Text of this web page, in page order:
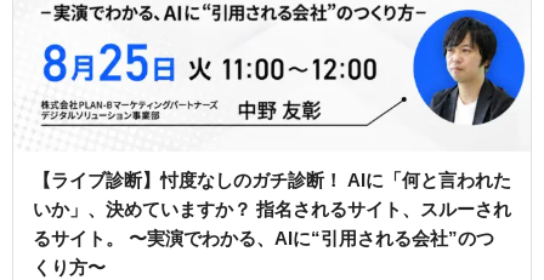
【ライブ診断】忖度なしのガチ診断！ AIに「何と言われた
いか」、決めていますか？ 指名されるサイト、スルーされ
るサイト。 〜実演でわかる、AIに“引用される会社”のつ
くり方〜